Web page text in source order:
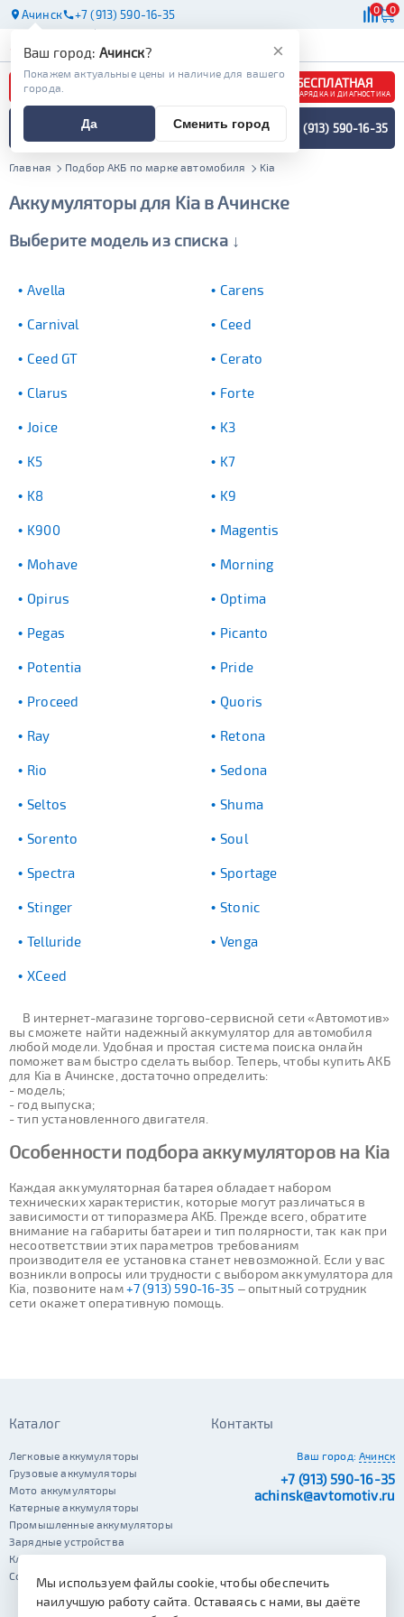
Ачинск +7 (913) 590-16-35 0 0
АКБ
БЕСПЛАТНАЯ
ЗАРЯДКА И ДИАГНОСТИКА
ПОДБОР АККУМУЛЯТОРА
СПЕЦИАЛИСТОМ +7 (913) 590-16-35
Главная Подбор АКБ по марке автомобиля Kia
Аккумуляторы для Kia в Ачинске
Выберите модель из списка ↓
Avella Carens
Carnival Ceed
Ceed GT Cerato
Clarus Forte
Joice K3
K5 K7
K8 K9
K900 Magentis
Mohave Morning
Opirus Optima
Pegas Picanto
Potentia Pride
Proceed Quoris
Ray Retona
Rio Sedona
Seltos Shuma
Sorento Soul
Spectra Sportage
Stinger Stonic
Telluride Venga
XCeed
В интернет-магазине торгово-сервисной сети «Автомотив»
вы сможете найти надежный аккумулятор для автомобиля
любой модели. Удобная и простая система поиска онлайн
поможет вам быстро сделать выбор. Теперь, чтобы купить АКБ
для Kia в Ачинске, достаточно определить:
- модель;
- год выпуска;
- тип установленного двигателя.
Особенности подбора аккумуляторов на Kia
Каждая аккумуляторная батарея обладает набором
технических характеристик, которые могут различаться в
зависимости от типоразмера АКБ. Прежде всего, обратите
внимание на габариты батареи и тип полярности, так как при
несоответствии этих параметров требованиям
производителя ее установка станет невозможной. Если у вас
возникли вопросы или трудности с выбором аккумулятора для
Kia, позвоните нам+7 (913) 590-16-35 – опытный сотрудник
сети окажет оперативную помощь.
×
Ваш город: Ачинск?
Покажем актуальные цены и наличие для вашего
города.
Да Сменить город
Каталог
Легковые аккумуляторы
Грузовые аккумуляторы
Мото аккумуляторы
Катерные аккумуляторы
Промышленные аккумуляторы
Зарядные устройства
Клеммы
Сопутствующие автотовары
Контакты
Ваш город: Ачинск
+7 (913) 590-16-35
achinsk@avtomotiv.ru
Мы используем файлы cookie, чтобы обеспечить
наилучшую работу сайта. Оставаясь с нами, вы даёте